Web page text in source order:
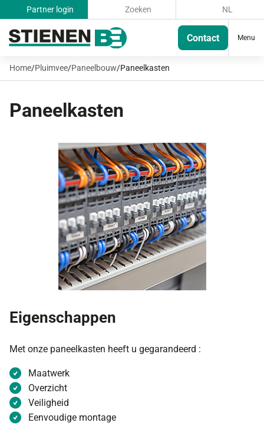
Partner login Zoeken NL
Contact Menu
Home/Pluimvee/Paneelbouw/Paneelkasten
Paneelkasten
Eigenschappen
Met onze paneelkasten heeft u gegarandeerd :
Maatwerk
Overzicht
Veiligheid
Eenvoudige montage